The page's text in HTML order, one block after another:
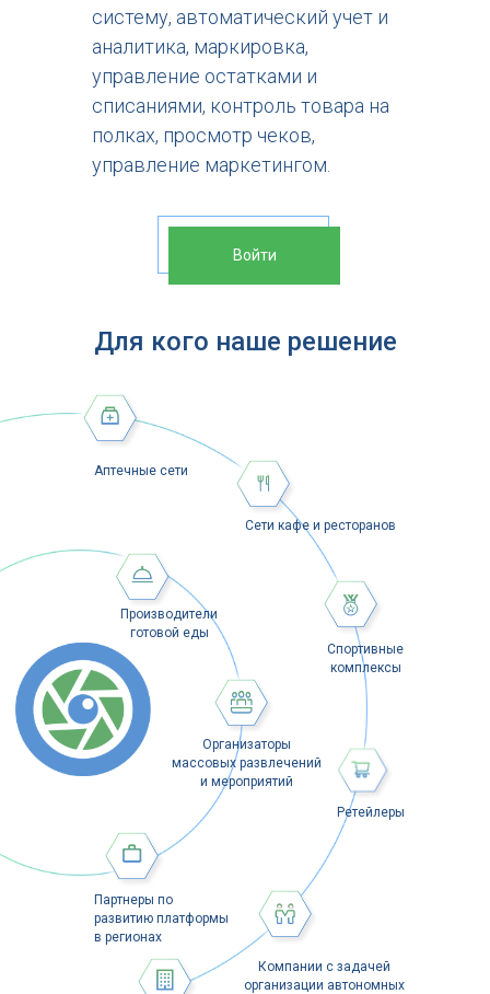
систему, автоматический учет и
аналитика, маркировка,
управление остатками и
списаниями, контроль товара на
полках, просмотр чеков,
управление маркетингом.
Войти
Для кого наше решение
Сети кафе и ресторанов
Партнеры по
развитию платформы
в регионах
Организаторы
массовых развлечений
и мероприятий
Компании с задачей
организации автономных
Производители
готовой еды
Спортивные
комплексы
Ретейлеры
Аптечные сети